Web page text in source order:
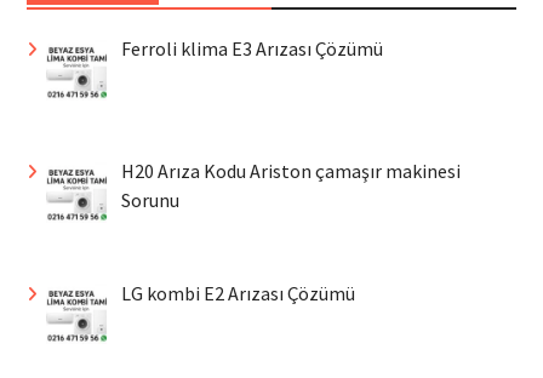
Ferroli klima E3 Arızası Çözümü
H20 Arıza Kodu Ariston çamaşır makinesi
Sorunu
LG kombi E2 Arızası Çözümü